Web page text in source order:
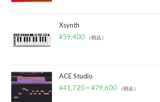
Xsynth
¥59,400 （税込）
ACE Studio
¥41,720 –¥79,600 （税込）